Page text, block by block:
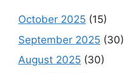
October 2025 (15)
September 2025 (30)
August 2025 (30)